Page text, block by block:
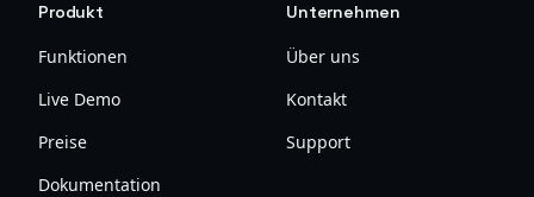
Produkt
Funktionen
Live Demo
Preise
Dokumentation
Unternehmen
Über uns
Kontakt
Support